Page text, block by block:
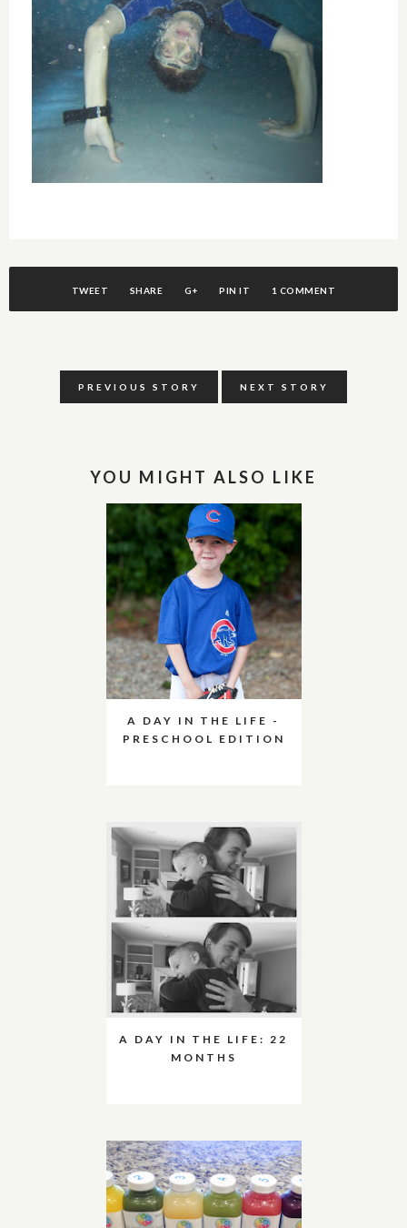
TWEET SHARE G+ PIN IT 1 COMMENT
PREVIOUS STORY NEXT STORY
YOU MIGHT ALSO LIKE
A DAY IN THE LIFE -
PRESCHOOL EDITION
A DAY IN THE LIFE: 22
MONTHS